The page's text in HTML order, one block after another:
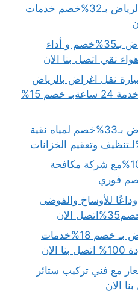
شركة تنظيف مستودعات بالرياض بـ32%خصم خدمات
شركة تنظيف مكيفات بالرياض بـ35%خصم و أداء
نقل اغراض بالرياض
ونيت نقل عفش الرياض – خدمة 24 ساعةبـ خصم 15%
شركة تنظيف خزانات بالرياض بـ33%خصم لمياه نقية
حشرات؟مشكلتك انحلت100%مع شركة مكافحة
للأوساخ والفوضى
شركة تنظيف مطاعم بالرياض بـ خصم 18%خدمات
مع فني تركيب ستائر